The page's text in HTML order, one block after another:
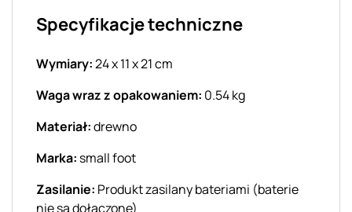
Specyfikacje techniczne
Wymiary:24 x 11 x 21 cm
Waga wraz z opakowaniem: 0.54 kg
Materiał:drewno
Marka: small foot
Zasilanie: Produkt zasilany bateriami (baterie
nie są dołączone)